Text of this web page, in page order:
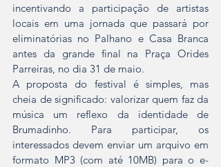
incentivando a participação de artistas
locais em uma jornada que passará por
eliminatórias no Palhano e Casa Branca
antes da grande final na Praça Orides
Parreiras, no dia 31 de maio.
A proposta do festival é simples, mas
cheia de significado: valorizar quem faz da
música um reflexo da identidade de
Brumadinho. Para participar, os
interessados devem enviar um arquivo em
formato MP3 (com até 10MB) para o e-